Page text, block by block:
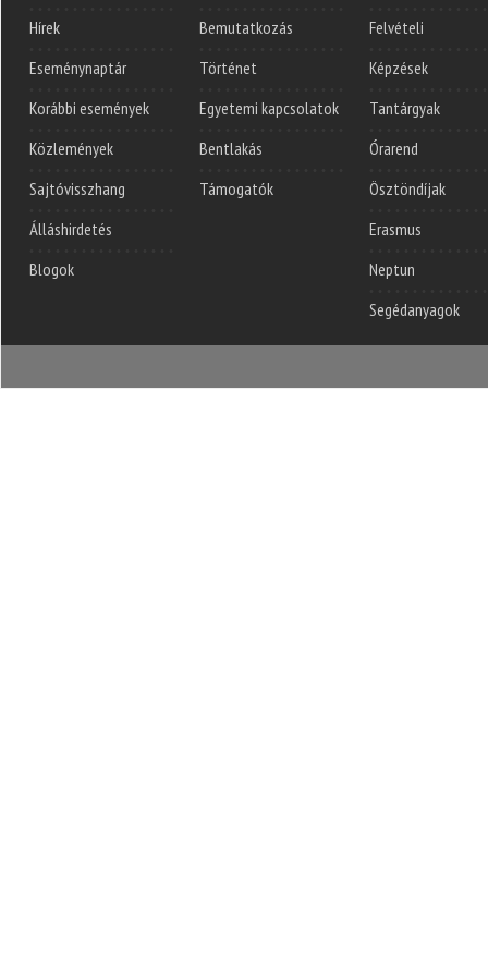
Hírek
Eseménynaptár
Korábbi események
Közlemények
Sajtóvisszhang
Álláshirdetés
Blogok
Bemutatkozás
Történet
Egyetemi kapcsolatok
Bentlakás
Támogatók
Felvételi
Képzések
Tantárgyak
Órarend
Ösztöndíjak
Erasmus
Neptun
Segédanyagok